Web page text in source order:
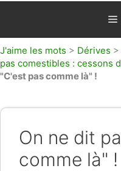
J'aime les mots > Dérives >
pas comestibles : cessons
"C'est pas comme là" !
On ne dit
comme là" !